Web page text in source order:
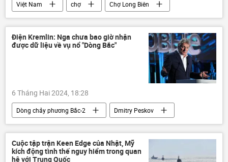
Việt Nam chợ
Chợ Long Biên
Hà Nội
công an Hà Nội
công an
tội phạm
Kinh doanh
Xã hội
Pháp luật
Điện Kremlin: Nga chưa bao giờ nhận
được dữ liệu về vụ nổ "Dòng Bắc"
6 Tháng Hai 2024, 18:28
Dòng chảy phương Bắc-2
Dmitry Peskov
Thế giới
Nga
vụ nổ
mất dữ liệu
Điện Kremlin
đường ống dẫn khí đốt
Thụy Điển
Cuộc tập trận Keen Edge của Nhật, Mỹ
kích động tình thế nguy hiểm trong quan
hệ với Trung Quốc